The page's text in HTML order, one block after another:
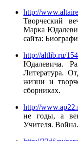
http://
Творческий
Марка
сайта:
http://altlib.ru/154
Юдалевича.
Литература.
жизни и
сборниках.
http://
не годы, а
Учителя.